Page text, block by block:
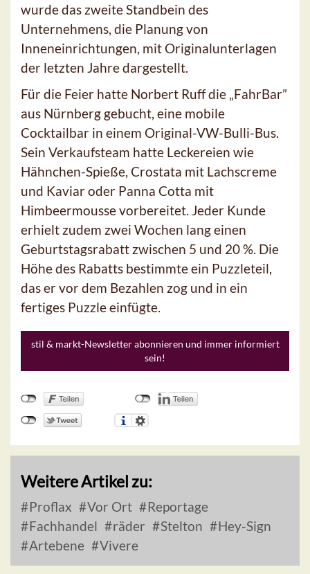
wurde das zweite Standbein des
Unternehmens, die Planung von
Inneneinrichtungen, mit Originalunterlagen
der letzten Jahre dargestellt.
Für die Feier hatte Norbert Ruff die „FahrBar”
aus Nürnberg gebucht, eine mobile
Cocktailbar in einem Original-VW-Bulli-Bus.
Sein Verkaufsteam hatte Leckereien wie
Hähnchen-Spieße, Crostata mit Lachscreme
und Kaviar oder Panna Cotta mit
Himbeermousse vorbereitet. Jeder Kunde
erhielt zudem zwei Wochen lang einen
Geburtstagsrabatt zwischen 5 und 20 %. Die
Höhe des Rabatts bestimmte ein Puzzleteil,
das er vor dem Bezahlen zog und in ein
fertiges Puzzle einfügte.
stil & markt-Newsletter abonnieren und immer informiert
sein!
Weitere Artikel zu:
Proflax Vor Ort
Reportage
Fachhandel
räder Stelton
Hey-Sign
Artebene
Vivere